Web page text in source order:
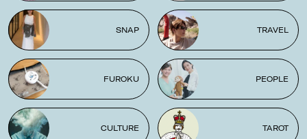
SNAP TRAVEL
FUROKU PEOPLE
CULTURE TAROT